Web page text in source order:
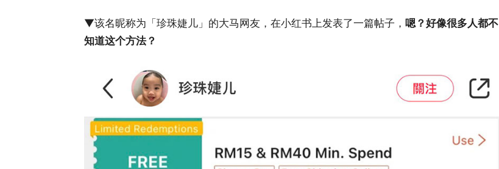
▼该名昵称为「珍珠婕儿」的大马网友，在小红书上发表了一篇帖子， 嗯？好像很多人都不
知道这个方法？